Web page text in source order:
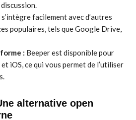
facilement avec d’autres
populaires, tels que Google Drive,
: Beeper est disponible pour
iOS, ce qui vous permet de l’utiliser
alternative open